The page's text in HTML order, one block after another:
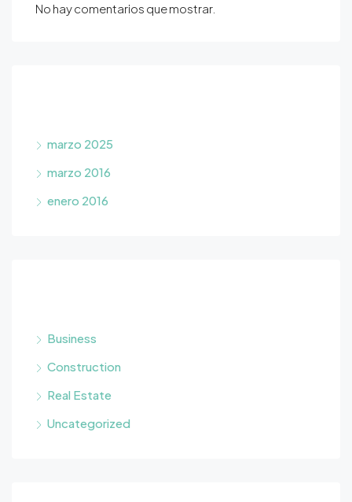
No hay comentarios que mostrar.
marzo 2025
marzo 2016
enero 2016
Business
Construction
Real Estate
Uncategorized